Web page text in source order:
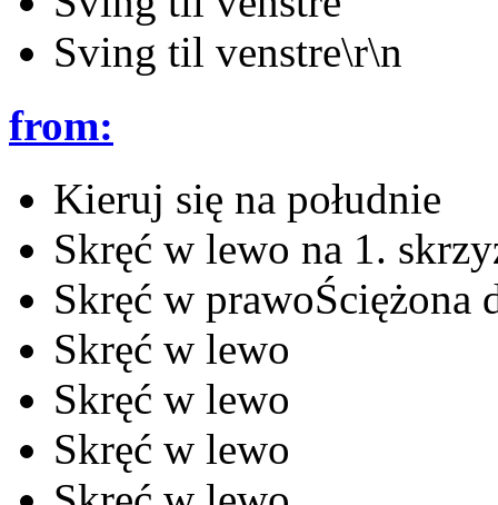
Sving til venstre\r\n
from:
Kieruj się na południe
Skręć w lewo na 1.
Skręć w prawoŚciężona
Skręć w lewo
Skręć w lewo
Skręć w lewo